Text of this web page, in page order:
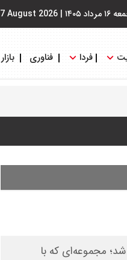
مرداد ۱۴۰۵ |
7 August 2026
فردا فناوری بازار
مجموعه‌ای که با